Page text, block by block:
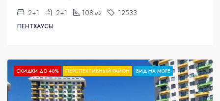
2+1 2+1 108 м2 12533
ПЕНТХАУСЫ
СКИДКИ ДО 40% ПЕРСПЕКТИВНЫЙ РАЙОН ВИД НА МОРЕ